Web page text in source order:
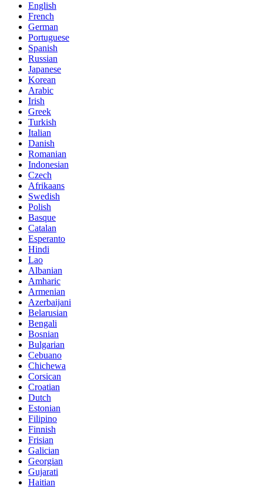
English
French
German
Portuguese
Spanish
Russian
Japanese
Korean
Arabic
Irish
Greek
Turkish
Italian
Danish
Romanian
Indonesian
Czech
Afrikaans
Swedish
Polish
Basque
Catalan
Esperanto
Hindi
Lao
Albanian
Amharic
Armenian
Azerbaijani
Belarusian
Bengali
Bosnian
Bulgarian
Cebuano
Chichewa
Corsican
Croatian
Dutch
Estonian
Filipino
Finnish
Frisian
Galician
Georgian
Gujarati
Haitian